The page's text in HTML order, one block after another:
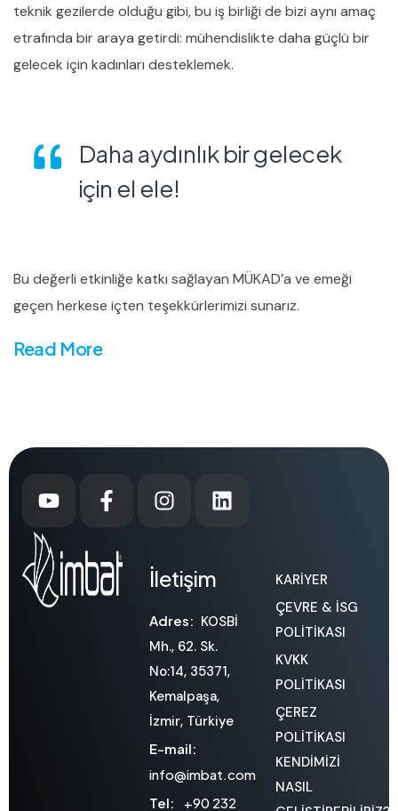
teknik gezilerde olduğu gibi, bu iş birliği de bizi aynı amaç
etrafında bir araya getirdi: mühendislikte daha güçlü bir
gelecek için kadınları desteklemek.
Daha aydınlık bir gelecek
için el ele!
Bu değerli etkinliğe katkı sağlayan MÜKAD’a ve emeği
geçen herkese içten teşekkürlerimizi sunarız.
Read More
İletişim
Adres: KOSBİ
Mh., 62. Sk.
No:14, 35371,
Kemalpaşa,
İzmir, Türkiye
E-mail:
info@imbat.com
Tel:
+90 232
KARİYER
ÇEVRE & İSG
POLİTİKASI
KVKK
POLİTİKASI
ÇEREZ
POLİTİKASI
KENDİMİZİ
NASIL